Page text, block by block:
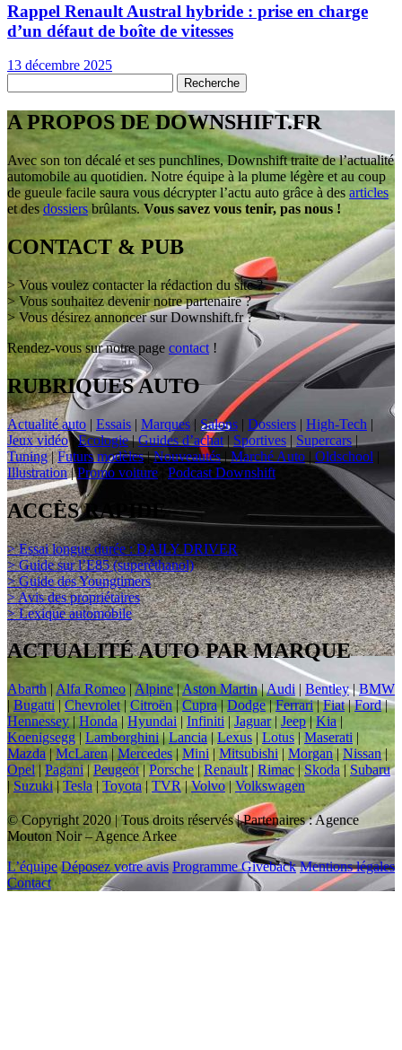
Rappel Renault Austral hybride : prise en charge
d’un défaut de boîte de vitesses
13 décembre 2025
A PROPOS DE DOWNSHIFT.FR
Avec son ton décalé et ses punchlines, Downshift traite de l’actualité
automobile au quotidien. Notre équipe à la plume légère et au coup
de gueule facile saura vous décrypter l’actu auto grâce à des articles
et des dossiers brûlants. Vous savez vous tenir, pas nous !
CONTACT & PUB
> Vous voulez contacter la rédaction du site ?
> Vous souhaitez devenir notre partenaire ?
> Vous désirez annoncer sur Downshift.fr ?
Rendez-vous sur notre page contact !
RUBRIQUES AUTO
Actualité auto | Essais | Marques |Salons | Dossiers | High-Tech |
Jeux vidéo|Ecologie|Guides d’achat | Sportives | Supercars |
Tuning|Futurs modèles|Nouveautés|Marché Auto | Oldschool |
Illustration|Promo voiture Podcast Downshift
ACCÈS RAPIDE
> Essai longue durée : DAILY DRIVER
> Guide sur l’E85 (superéthanol)
> Guide des Youngtimers
> Avis des propriétaires
> Lexique automobile
ACTUALITÉ AUTO PAR MARQUE
Abarth | Alfa Romeo|Alpine|Aston Martin|Audi | Bentley|BMW
| Bugatti|Chevrolet|Citroën |Cupra | Dodge|Ferrari|Fiat|Ford|
Hennessey| Honda| Hyundai |Infiniti | Jaguar| Jeep|Kia |
Koenigsegg|Lamborghini|Lancia|Lexus | Lotus| Maserati |
Mazda |McLaren|Mercedes | Mini | Mitsubishi | Morgan|Nissan|
Opel | Pagani|Peugeot|Porsche | Renault| Rimac|Skoda | Subaru
| Suzuki|Tesla| Toyota | TVR|Volvo|Volkswagen
© Copyright 2020 | Tous droits réservés | Partenaires : Agence
Mouton Noir – Agence Arkee
L’équipe Déposez votre avis Programme Giveback Mentions légales
Contact